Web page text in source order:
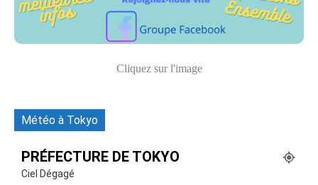
Cliquez sur l'image
Météo à Tokyo
PRÉFECTURE DE TOKYO
Ciel Dégagé